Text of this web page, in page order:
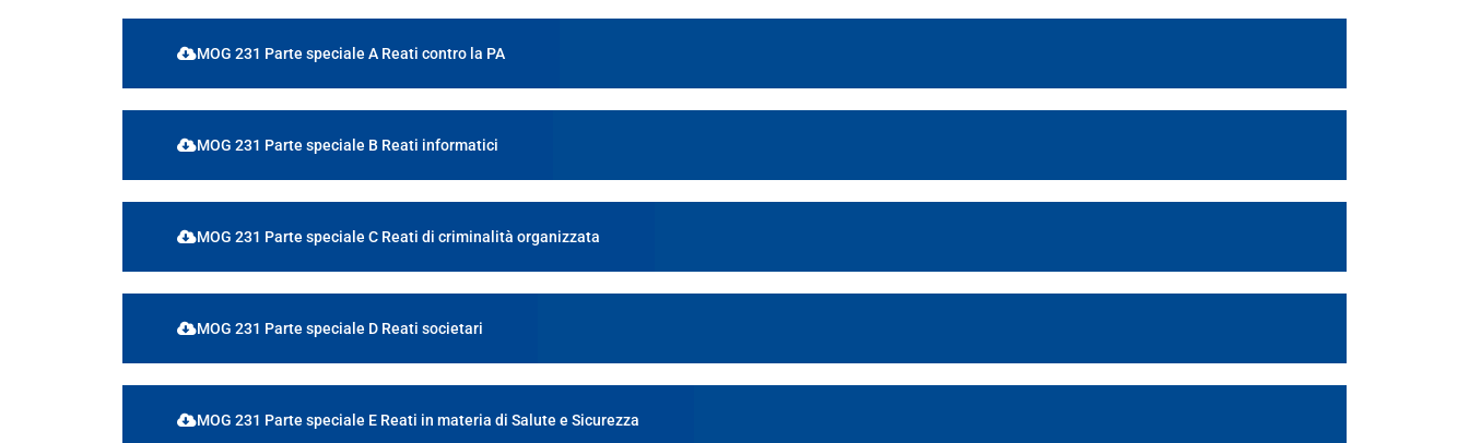
MOG 231 Parte speciale A Reati contro la PA
MOG 231 Parte speciale B Reati informatici
MOG 231 Parte speciale C Reati di criminalità organizzata
MOG 231 Parte speciale D Reati societari
MOG 231 Parte speciale E Reati in materia di Salute e Sicurezza